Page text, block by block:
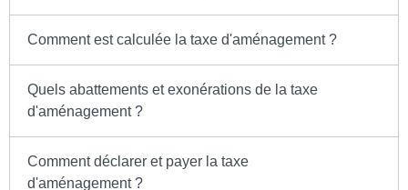
Comment est calculée la taxe d'aménagement ?
Quels abattements et exonérations de la taxe
d'aménagement ?
Comment déclarer et payer la taxe
d'aménagement ?